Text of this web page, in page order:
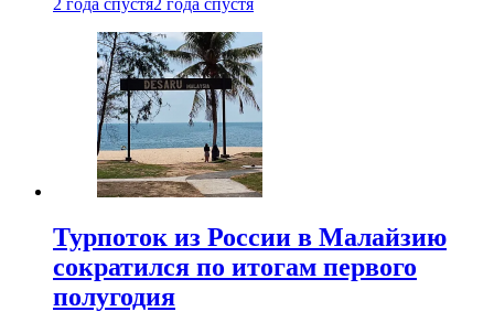
Турпоток из России в Малайзию
сократился по итогам первого
полугодия